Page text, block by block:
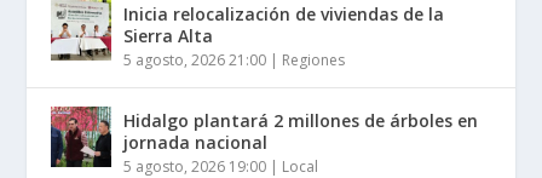
Inicia relocalización de viviendas de la
Sierra Alta
5 agosto, 2026 21:00 | Regiones
Hidalgo plantará 2 millones de árboles en
jornada nacional
5 agosto, 2026 19:00 | Local